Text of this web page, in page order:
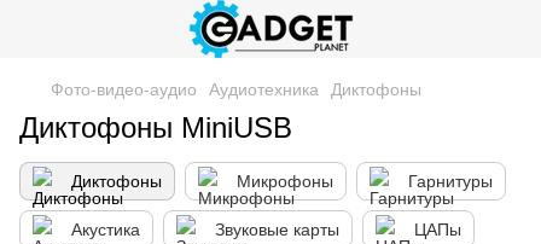
Фото-видео-аудио Аудиотехника Диктофоны
Диктофоны MiniUSB
Диктофоны Микрофоны Гарнитуры
Акустика Звуковые карты ЦАПы